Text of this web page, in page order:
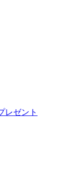
レゼント